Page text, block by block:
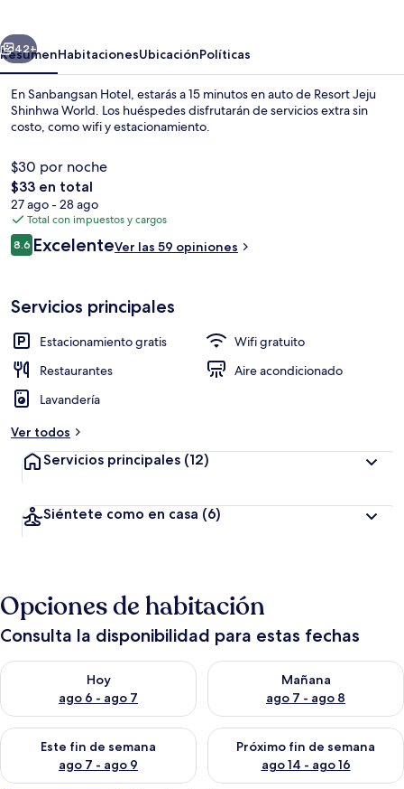
Lobby
Siguiente
42+
ResumenHabitacionesUbicaciónPolíticas
En Sanbangsan Hotel, estarás a 15 minutos en auto de Resort Jeju
Shinhwa World. Los huéspedes disfrutarán de servicios extra sin
costo, como wifi y estacionamiento.
$30 por noche
El
precio
total
es
de
$33 en total
27 ago - 28 ago
Total con impuestos y cargos
Opiniones
8.68.6 de 10,
ExcelenteVer las 59 opiniones
Servicios principales
Estacionamiento gratis
Wifi gratuito
Restaurantes
Aire acondicionado
Lavandería
Ver todos
Servicios principales (12)
Siéntete como en casa (6)
Opciones de habitación
Consulta la disponibilidad para estas fechas
Hoy
ago 6 - ago 7
Consulta la disponibilidad para hoy ago 6 - ago 7
Mañana
ago 7 - ago 8
Consulta la disponibilidad
Este fin de semana
ago 7 - ago 9
Consulta la disponibilidad para este fin de semana ago 7 -
Próximo fin de semana
ago 14 - ago 16
Consulta la disponibilidad